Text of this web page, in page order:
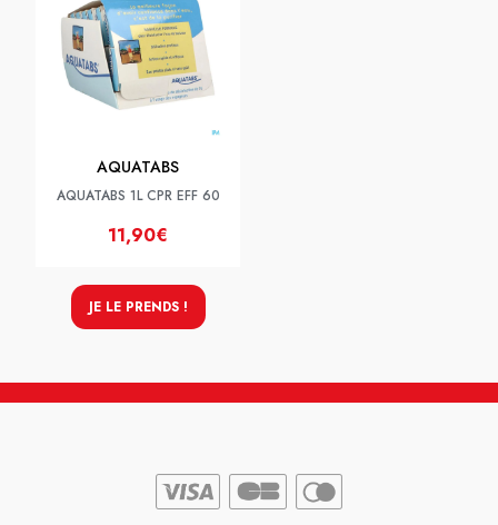
AQUATABS
AQUATABS 1L CPR EFF 60
11,90€
JE LE PRENDS !